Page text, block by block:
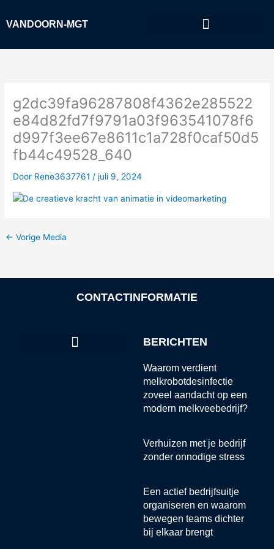
naar
VANDOORN-MGT
g2dc39fa96287808f4362e285522
e84d82fd7f9791a03f963541078f6
d997f3ee67e8611c1a728f0caf50d5
fb44c49528_640
Door Rene3637761 /juli 9, 2024
← Vorige Media
CONTACTINFORMATIE
BERICHTEN
Waarom verdient
melkrobotdesinfectie
zoveel aandacht op een
modern melkveebedrijf?
Verhuizen met je bedrijf
zonder onnodige stress
Een actief bedrijfsuitje
organiseren en waarom
bewegen teams dichter
bij elkaar brengt